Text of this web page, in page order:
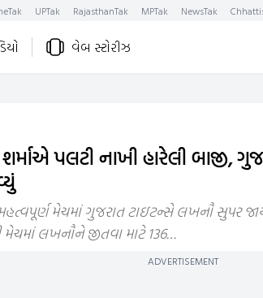
UPTak RajasthanTak MPTak NewsTak
વેબ સ્ટોરીઝ
પલટી નાખી હારેલી બાજી,
મેચમાં ગુજરાત ટાઇટન્સે લખનૌ સુપર
મેચમાં લખનૌને જીતવા માટે 136…
ADVERTISEMENT